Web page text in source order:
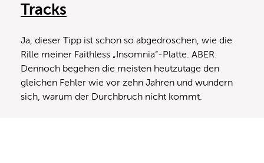
Tracks
Ja, dieser Tipp ist schon so abgedroschen, wie die
Rille meiner Faithless „Insomnia“-Platte. ABER:
Dennoch begehen die meisten heutzutage den
gleichen Fehler wie vor zehn Jahren und wundern
sich, warum der Durchbruch nicht kommt.